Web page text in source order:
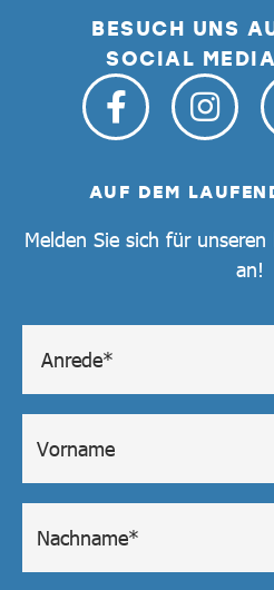
BESUCH UNS
SOCIAL
AUF DEM
Melden Sie sich für
an!